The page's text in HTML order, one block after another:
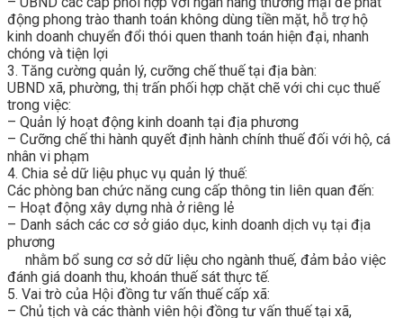
động phong trào thanh toán không dùng tiền mặt, hỗ trợ hộ
kinh doanh chuyển đổi thói quen thanh toán hiện đại, nhanh
chóng và tiện lợi
3. Tăng cường quản lý, cưỡng chế thuế tại địa bàn:
UBND xã, phường, thị trấn phối hợp chặt chẽ với chi cục thuế
trong việc:
– Quản lý hoạt động kinh doanh tại địa phương
– Cưỡng chế thi hành quyết định hành chính thuế đối với hộ, cá
nhân vi phạm
4. Chia sẻ dữ liệu phục vụ quản lý thuế:
Các phòng ban chức năng cung cấp thông tin liên quan đến:
– Hoạt động xây dựng nhà ở riêng lẻ
– Danh sách các cơ sở giáo dục, kinh doanh dịch vụ tại địa
phương
nhằm bổ sung cơ sở dữ liệu cho ngành thuế, đảm bảo việc
đánh giá doanh thu, khoán thuế sát thực tế.
5. Vai trò của Hội đồng tư vấn thuế cấp xã:
– Chủ tịch và các thành viên hội đồng tư vấn thuế tại xã,